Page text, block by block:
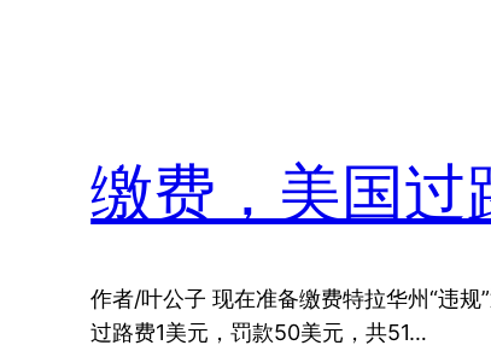
缴费，美国过
作者/叶公子 现在准备缴费特拉华州“违
过路费1美元，罚款50美元，共51…